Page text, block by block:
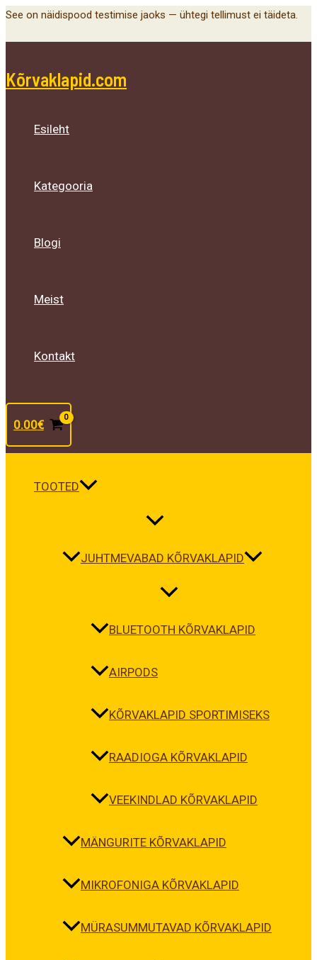
Skip
See on näidispood testimise jaoks — ühtegi tellimust ei täideta.
Kõrvaklapid.com
Esileht
Kategooria
Blogi
Meist
Kontakt
0.00€
TOOTED
Menu
Toggle
JUHTMEVABAD KÕRVAKLAPID
Menu
Toggle
BLUETOOTH KÕRVAKLAPID
AIRPODS
KÕRVAKLAPID SPORTIMISEKS
RAADIOGA KÕRVAKLAPID
VEEKINDLAD KÕRVAKLAPID
MÄNGURITE KÕRVAKLAPID
MIKROFONIGA KÕRVAKLAPID
MÜRASUMMUTAVAD KÕRVAKLAPID
Menu
Toggle
Main
Menu